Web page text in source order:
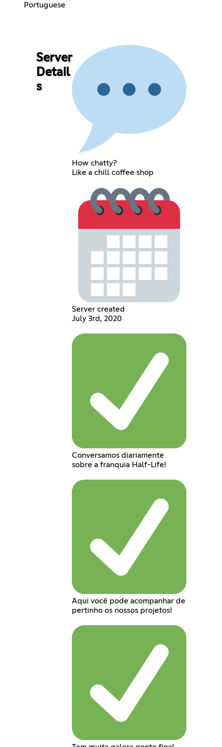
Portuguese
Server
Detail
s
How chatty?
Like a chill coffee shop
Server created
July 3rd, 2020
Conversamos diariamente
sobre a franquia Half-Life!
Aqui você pode acompanhar de
pertinho os nossos projetos!